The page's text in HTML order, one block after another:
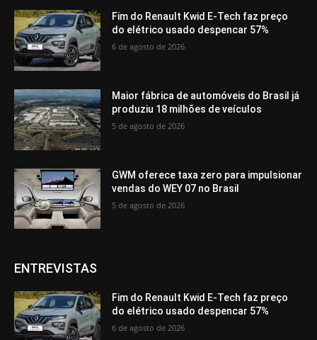
Fim do Renault Kwid E-Tech faz preço
do elétrico usado despencar 57%
6 de agosto de 2026
Maior fábrica de automóveis do Brasil já
produziu 18 milhões de veículos
5 de agosto de 2026
GWM oferece taxa zero para impulsionar
vendas do WEY 07 no Brasil
5 de agosto de 2026
ENTREVISTAS
Fim do Renault Kwid E-Tech faz preço
do elétrico usado despencar 57%
6 de agosto de 2026